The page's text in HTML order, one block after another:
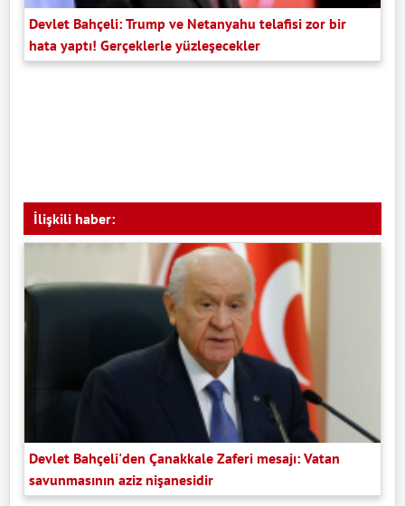
Devlet Bahçeli: Trump ve Netanyahu telafisi zor bir
hata yaptı! Gerçeklerle yüzleşecekler
İlişkili haber:
Devlet Bahçeli'den Çanakkale Zaferi mesajı: Vatan
savunmasının aziz nişanesidir